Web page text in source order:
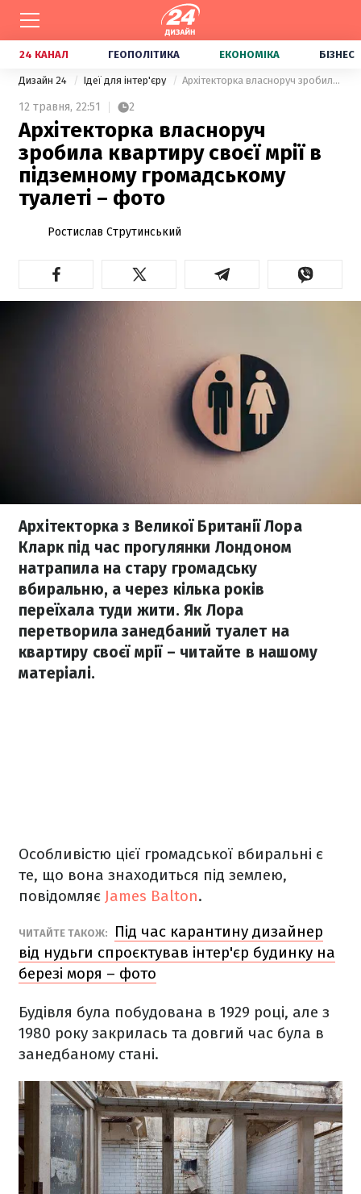
24 КАНАЛ ГЕОПОЛІТИКА ЕКОНОМІКА БІЗНЕС
Дизайн 24 Ідеї для інтер'єру Архітекторка власноруч зробила квартиру своєї мрії в підземному громадському туалеті – фото
12 травня, 22:51 2
Архітекторка власноруч
зробила квартиру своєї мрії в
підземному громадському
туалеті – фото
Ростислав Струтинський
Архітекторка з Великої Британії Лора
Кларк під час прогулянки Лондоном
натрапила на стару громадську
вбиральню, а через кілька років
переїхала туди жити. Як Лора
перетворила занедбаний туалет на
квартиру своєї мрії – читайте в нашому
матеріалі.
Особливістю цієї громадської вбиральні є
те, що вона знаходиться під землею,
повідомляє James Balton.
ЧИТАЙТЕ ТАКОЖ:
Під час карантину дизайнер
від нудьги спроєктував інтер'єр будинку на
березі моря – фото
Будівля була побудована в 1929 році, але з
1980 року закрилась та довгий час була в
занедбаному стані.